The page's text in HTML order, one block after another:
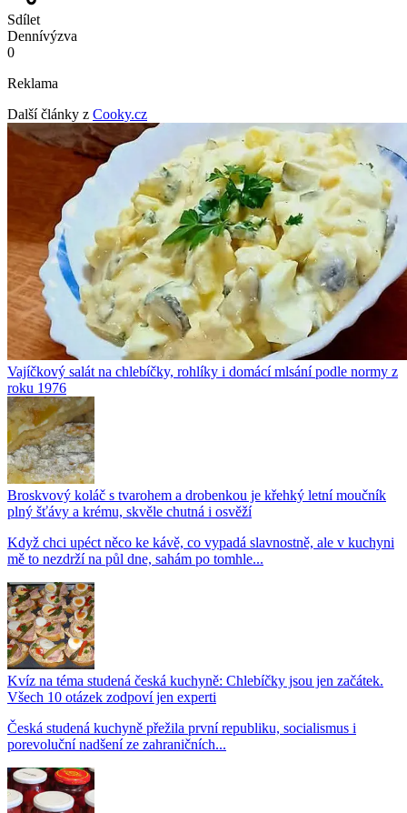
Sdílet
Dennívýzva
0
Reklama
Další články z Cooky.cz
Vajíčkový salát na chlebíčky, rohlíky i domácí mlsání podle normy z
roku 1976
Broskvový koláč s tvarohem a drobenkou je křehký letní moučník
plný šťávy a krému, skvěle chutná i osvěží
Když chci upéct něco ke kávě, co vypadá slavnostně, ale v kuchyni
mě to nezdrží na půl dne, sahám po tomhle...
Kvíz na téma studená česká kuchyně: Chlebíčky jsou jen začátek.
Všech 10 otázek zodpoví jen experti
Česká studená kuchyně přežila první republiku, socialismus i
porevoluční nadšení ze zahraničních...